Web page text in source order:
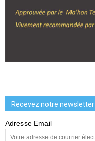
Recevez notre newsletter
Adresse Email